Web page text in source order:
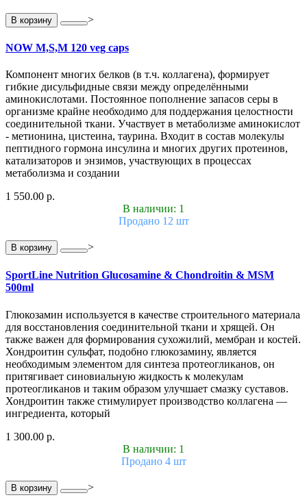
В корзину >
NOW M,S,M 120 veg caps
Компонент многих белков (в т.ч. коллагена), формирует
гибкие дисульфидные связи между определёнными
аминокислотами. Постоянное пополнение запасов серы в
организме крайне необходимо для поддержания целостности
соединительной ткани. Участвует в метаболизме аминокислот
- метионина, цистеина, таурина. Входит в состав молекулы
пептидного гормона инсулина и многих других протеинов,
катализаторов и энзимов, участвующих в процессах
метаболизма и создании
1 550.00 р.
В наличии: 1
Продано 12 шт
В корзину >
SportLine Nutrition Glucosamine & Chondroitin & MSM
500ml
Глюкозамин используется в качестве строительного материала
для восстановления соединительной ткани и хрящей. Он
также важен для формирования сухожилий, мембран и костей.
Хондроитин сульфат, подобно глюкозамину, является
необходимым элементом для синтеза протеогликанов, он
притягивает синовиальную жидкость к молекулам
протеогликанов и таким образом улучшает смазку суставов.
Хондроитин также стимулирует производство коллагена —
ингредиента, который
1 300.00 р.
В наличии: 1
Продано 4 шт
В корзину >